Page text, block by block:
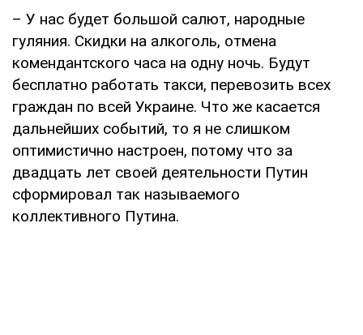
– У нас будет большой салют, народные
гуляния. Скидки на алкоголь, отмена
комендантского часа на одну ночь. Будут
бесплатно работать такси, перевозить всех
граждан по всей Украине. Что же касается
дальнейших событий, то я не слишком
оптимистично настроен, потому что за
двадцать лет своей деятельности Путин
сформировал так называемого
коллективного Путина.